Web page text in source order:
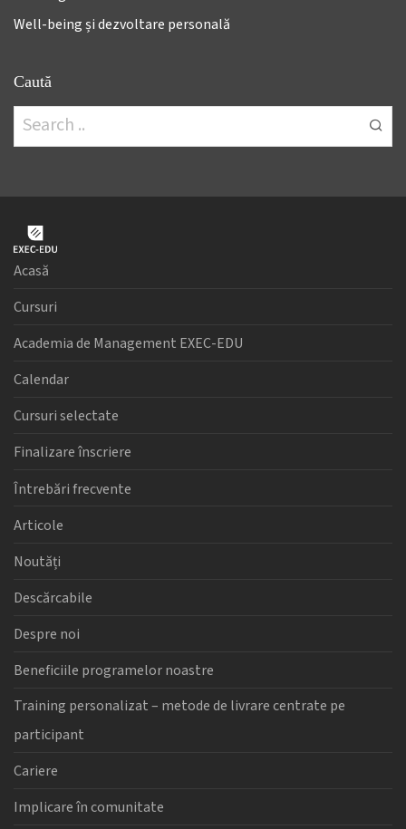
Well-being și dezvoltare personală
Caută
Acasă
Cursuri
Academia de Management EXEC-EDU
Calendar
Cursuri selectate
Finalizare înscriere
Întrebări frecvente
Articole
Noutăți
Descărcabile
Despre noi
Beneficiile programelor noastre
Training personalizat – metode de livrare centrate pe
participant
Cariere
Implicare în comunitate